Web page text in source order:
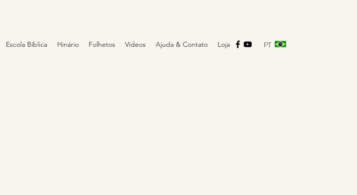
Escola Bíblica Hinário Folhetos Vídeos Ajuda & Contato Loja PT